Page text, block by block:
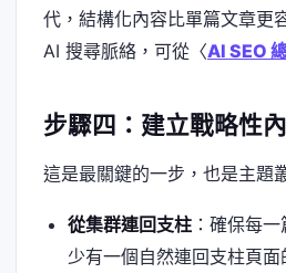
代，結構化內容比單篇文章更
AI 搜尋脈絡，可從〈AI SEO
步驟四：建立戰略性
這是最關鍵的一步，也是主題
從集群連回支柱：確保每一
少有一個自然連回支柱頁